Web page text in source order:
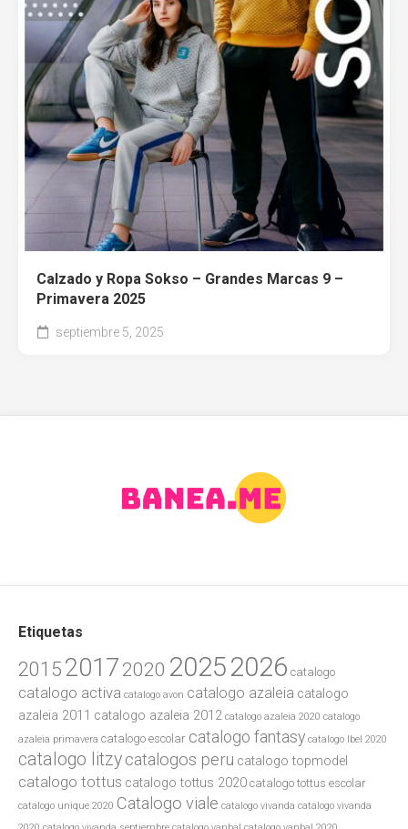
Calzado y Ropa Sokso – Grandes Marcas 9 –
Primavera 2025
septiembre 5, 2025
Etiquetas
2015 2017 2020 20252026 catalogo
catalogo activa catalogo avon catalogo azaleia catalogo
azaleia 2011 catalogo azaleia 2012 catalogo azaleia 2020 catalogo
azaleia primavera catalogo escolar catalogo fantasy catalogo lbel 2020
catalogo litzycatalogos peru catalogo topmodel
catalogo tottus catalogo tottus 2020 catalogo tottus escolar
catalogo unique 2020 Catalogo viale catalogo vivanda catalogo vivanda